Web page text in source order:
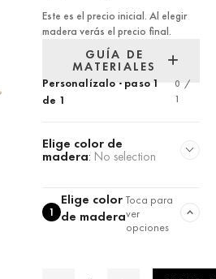
Este es el precio inicial. Al elegir
madera verás el precio final.
GUÍA DE
MATERIALES
Personalízalo · paso 1
de 1
0 /
1
Elige color de
madera: No selection
1
Elige color
de madera
Toca para
ver
opciones